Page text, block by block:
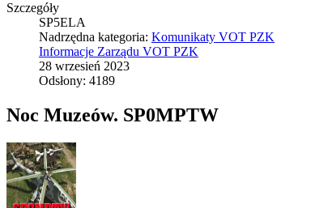
Szczegóły
SP5ELA
Nadrzędna kategoria: Komunikaty VOT PZK
Informacje Zarządu VOT PZK
28 wrzesień 2023
Odsłony: 4189
Noc Muzeów. SP0MPTW